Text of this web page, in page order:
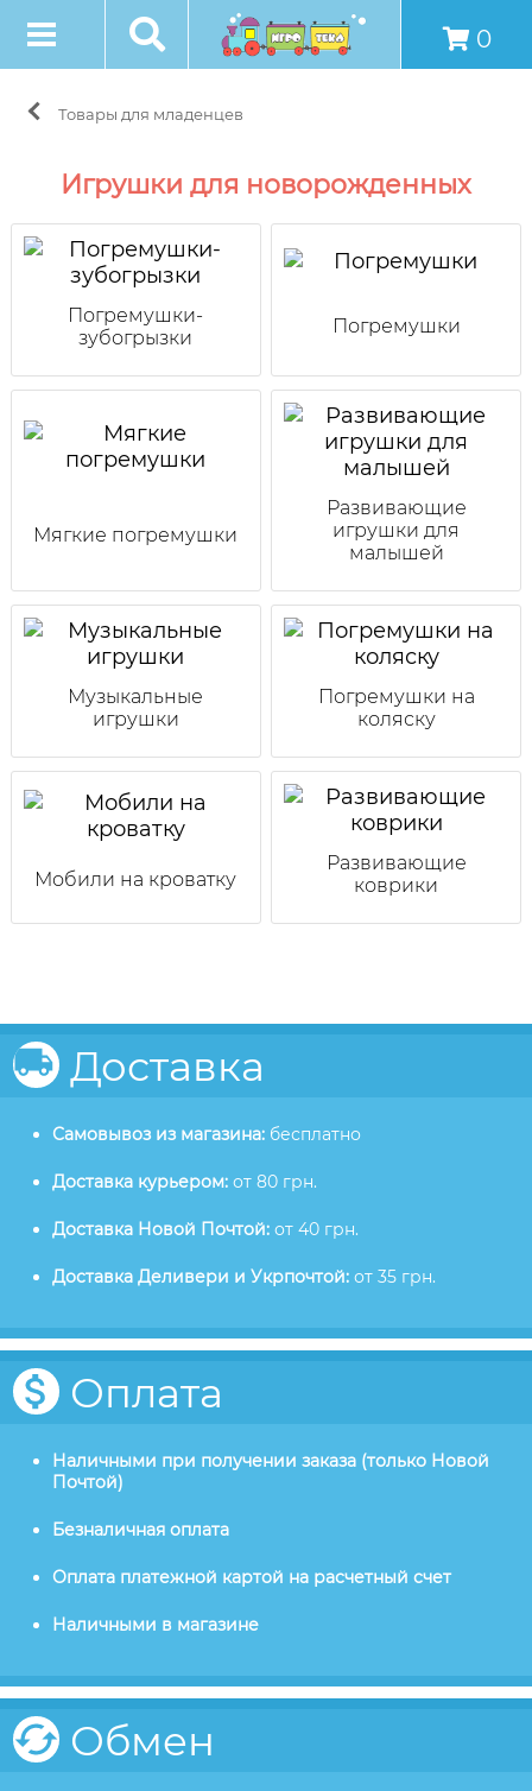
0
Товары для младенцев
Игрушки для новорожденных
Погремушки-
зубогрызки
Погремушки
Мягкие погремушки
Развивающие
игрушки для
малышей
Музыкальные
игрушки
Погремушки на
коляску
Мобили на кроватку
Развивающие
коврики
Доставка
Самовывоз из магазина: бесплатно
Доставка курьером: от 80 грн.
Доставка Новой Почтой: от 40 грн.
Доставка Деливери и Укрпочтой: от 35 грн.
Оплата
Наличными при получении заказа (только Новой
Почтой)
Безналичная оплата
Оплата платежной картой на расчетный счет
Наличными в магазине
Обмен